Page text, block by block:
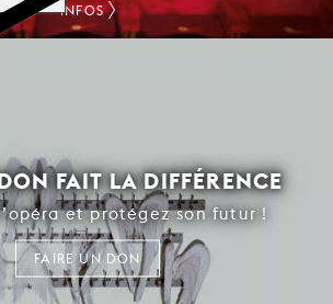
INFOS
FAIT LA DIFFÉRENCE
et protégez son futur !
FAIRE UN DON